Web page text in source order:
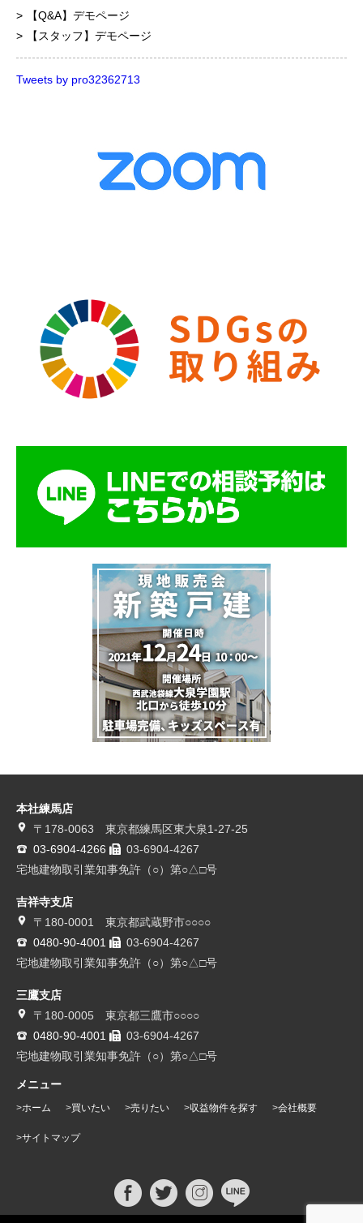
【Q&A】デモページ
【スタッフ】デモページ
Tweets by pro32362713
本社練馬店
〒178-0063 東京都練馬区東大泉1-27-25
03-6904-4266
03-6904-4267
宅地建物取引業知事免許（○）第○△□号
吉祥寺支店
〒180-0001 東京都武蔵野市○○○○
0480-90-4001
03-6904-4267
宅地建物取引業知事免許（○）第○△□号
三鷹支店
〒180-0005 東京都三鷹市○○○○
0480-90-4001
03-6904-4267
宅地建物取引業知事免許（○）第○△□号
メニュー
ホーム 買いたい 売りたい 収益物件を探す 会社概要
サイトマップ